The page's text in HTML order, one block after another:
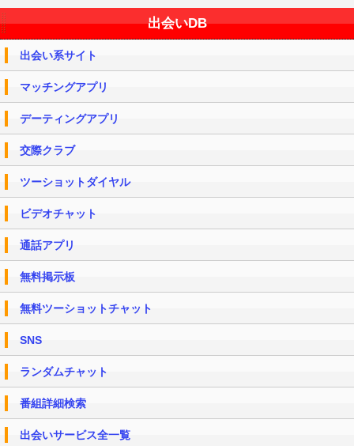
出会いDB
出会い系サイト
マッチングアプリ
デーティングアプリ
交際クラブ
ツーショットダイヤル
ビデオチャット
通話アプリ
無料掲示板
無料ツーショットチャット
SNS
ランダムチャット
番組詳細検索
出会いサービス全一覧